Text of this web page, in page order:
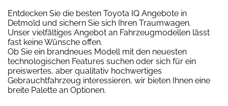
Entdecken Sie die besten Toyota IQ Angebote in
Detmold und sichern Sie sich Ihren Traumwagen.
Unser vielfältiges Angebot an Fahrzeugmodellen lässt
fast keine Wünsche offen.
Ob Sie ein brandneues Modell mit den neuesten
technologischen Features suchen oder sich für ein
preiswertes, aber qualitativ hochwertiges
Gebrauchtfahrzeug interessieren, wir bieten Ihnen eine
breite Palette an Optionen.